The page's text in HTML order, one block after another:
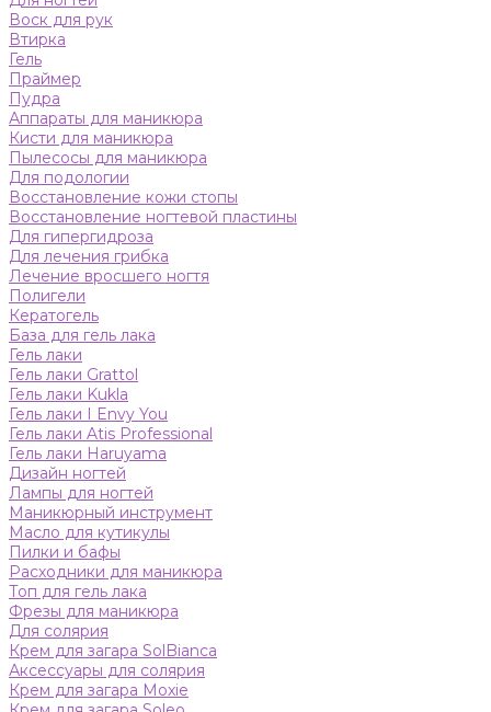
Воск для рук
Втирка
Гель
Праймер
Пудра
Аппараты для маникюра
Кисти для маникюра
Пылесосы для маникюра
Для подологии
Восстановление кожи стопы
Восстановление ногтевой пластины
Для гипергидроза
Для лечения грибка
Лечение вросшего ногтя
Полигели
Кератогель
База для гель лака
Гель лаки
Гель лаки Grattol
Гель лаки Kukla
Гель лаки I Envy You
Гель лаки Atis Professional
Гель лаки Haruyama
Дизайн ногтей
Лампы для ногтей
Маникюрный инструмент
Масло для кутикулы
Пилки и бафы
Расходники для маникюра
Топ для гель лака
Фрезы для маникюра
Для солярия
Крем для загара SolBianca
Аксессуары для солярия
Крем для загара Moxie